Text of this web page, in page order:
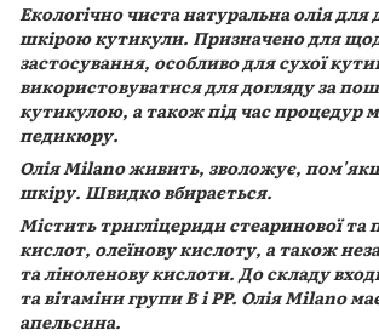
Екологічно чиста натуральна олія для
шкірою кутикули. Призначено для
застосування, особливо для сухої
використовуватися для догляду за
кутикулою, а також під час процедур
педикюру.
Олія Milano живить, зволожує,
шкіру. Швидко вбирається.
Містить тригліцериди стеаринової та
кислот, олеїнову кислоту, а також
та ліноленову кислоти. До складу
та вітаміни групи B і PP. Олія Milano
апельсина.